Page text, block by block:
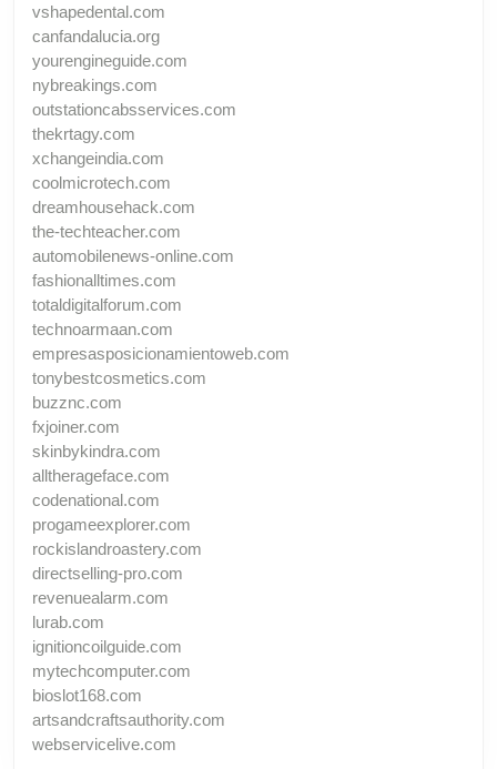
vshapedental.com
canfandalucia.org
yourengineguide.com
nybreakings.com
outstationcabsservices.com
thekrtagy.com
xchangeindia.com
coolmicrotech.com
dreamhousehack.com
the-techteacher.com
automobilenews-online.com
fashionalltimes.com
totaldigitalforum.com
technoarmaan.com
empresasposicionamientoweb.com
tonybestcosmetics.com
buzznc.com
fxjoiner.com
skinbykindra.com
alltherageface.com
codenational.com
progameexplorer.com
rockislandroastery.com
directselling-pro.com
revenuealarm.com
lurab.com
ignitioncoilguide.com
mytechcomputer.com
bioslot168.com
artsandcraftsauthority.com
webservicelive.com